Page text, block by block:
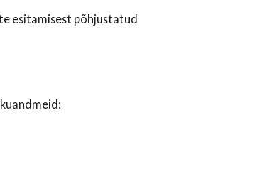
esitamisest põhjustatud